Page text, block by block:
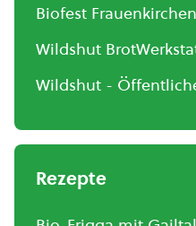
Biofest Frauenkirchen
Wildshut
Wildshut -
Rezepte